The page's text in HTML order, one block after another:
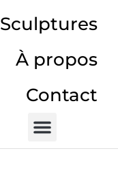
Sculptures
À propos
Contact